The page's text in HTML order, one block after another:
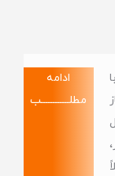
ادامه
مطلــــــــــــب